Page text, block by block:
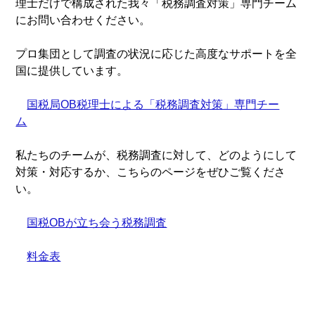
理士だけで構成された我々「税務調査対策」専門チーム
にお問い合わせください。
プロ集団として調査の状況に応じた高度なサポートを全
国に提供しています。
国税局OB税理士による「税務調査対策」専門チー
ム
私たちのチームが、税務調査に対して、どのようにして
対策・対応するか、こちらのページをぜひご覧くださ
い。
国税OBが立ち会う税務調査
料金表